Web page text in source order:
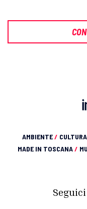
AMBIENTE/ CULTURA
MADE IN TOSCANA/